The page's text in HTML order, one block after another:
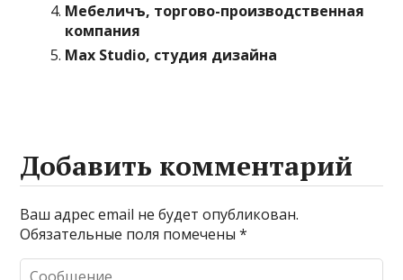
Мебеличъ, торгово-производственная
компания
Max Studio, студия дизайна
Добавить комментарий
Ваш адрес email не будет опубликован.
Обязательные поля помечены*